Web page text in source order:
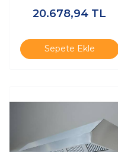
KALİTE
20.678,94 TL
Sepete Ekle